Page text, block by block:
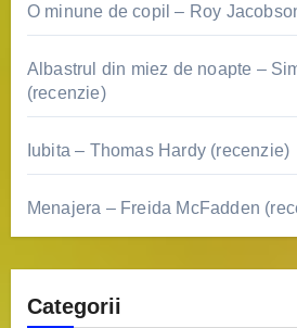
O minune de copil – Roy
Albastrul din miez de noapte –
(recenzie)
Iubita – Thomas Hardy (recenzie)
Menajera – Freida McFadden
Categorii